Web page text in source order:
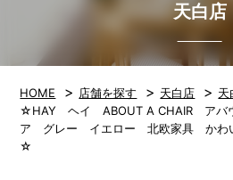
天白店
HOME > 店舗を探す > 天白店 > 天
☆HAY ヘイ ABOUT A CHAIR アバ
ア グレー イエロー 北欧家具 かわ
☆